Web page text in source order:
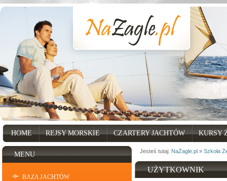
HOME REJSY MORSKIE CZARTERY JACHTÓW KURSY
MENU
BAZA JACHTÓW
Jesteś tutaj: NaŻagle.pl » Szkoła
UŻYTKOWNIK